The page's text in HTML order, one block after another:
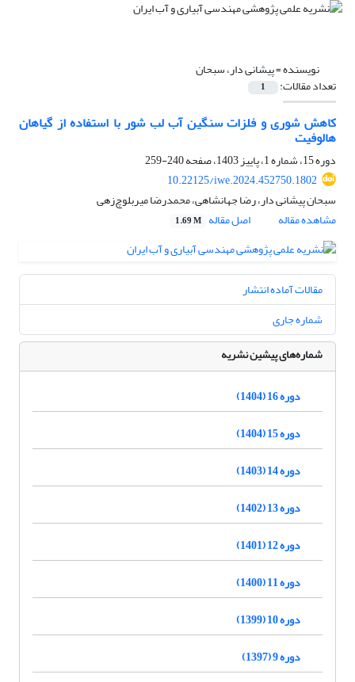
نویسنده =پیشانی دار، سبحان
تعداد مقالات: 1
کاهش شوری و فلزات سنگین آب لب شور با استفاده از گیاهان
هالوفیت
دوره 15، شماره 1، پاییز 1403، صفحه
240-259
10.22125/iwe.2024.452750.1802
سبحان پیشانی دار، رضا جهانشاهی، محمدرضا میربلوچ‌زهی
مشاهده مقاله
اصل مقاله 1.69 M
مقالات آماده انتشار
شماره جاری
شماره‌های پیشین نشریه
دوره 16 (1404)
دوره 15 (1404)
دوره 14 (1403)
دوره 13 (1402)
دوره 12 (1401)
دوره 11 (1400)
دوره 10 (1399)
دوره 9 (1397)